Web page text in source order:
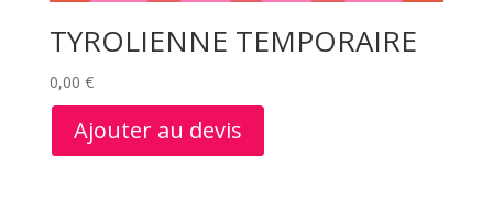
TYROLIENNE TEMPORAIRE
0,00 €
Ajouter au devis